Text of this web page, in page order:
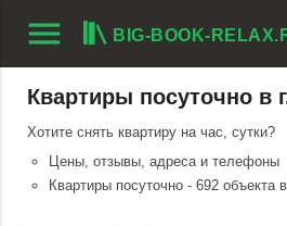
menu BIG-BOOK-
Квартиры посуточно в
Хотите снять квартиру на час, сутки?
Цены, отзывы, адреса и телефоны
Квартиры посуточно - 692 объекта